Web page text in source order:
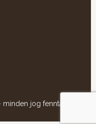
jog fenntartva!